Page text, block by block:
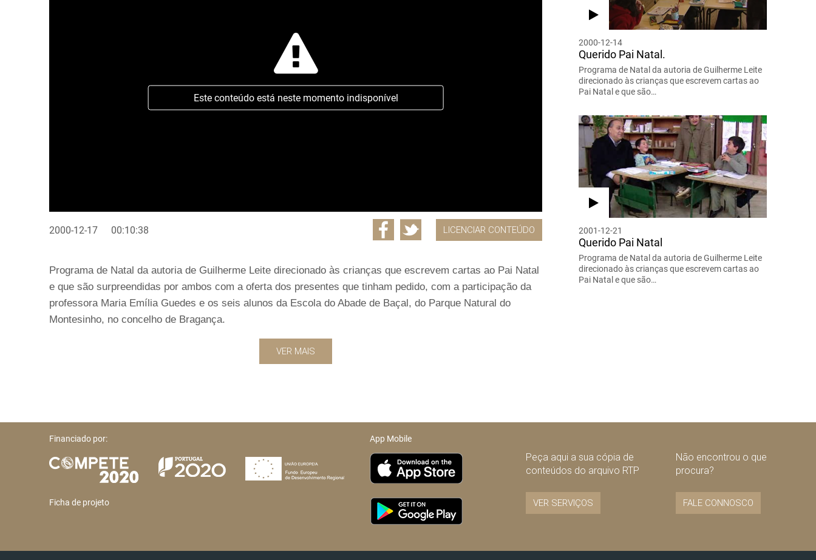
Este conteúdo está neste momento indisponível
2000-12-17 00:10:38 LICENCIAR CONTEÚDO
Programa de Natal da autoria de Guilherme Leite direcionado às crianças que escrevem cartas ao Pai Natal
e que são surpreendidas por ambos com a oferta dos presentes que tinham pedido, com a participação da
professora Maria Emília Guedes e os seis alunos da Escola do Abade de Baçal, do Parque Natural do
Montesinho, no concelho de Bragança.
VER MAIS
2000-12-14
Querido Pai Natal.
Programa de Natal da autoria de Guilherme Leite
direcionado às crianças que escrevem cartas ao
Pai Natal e que são…
2001-12-21
Querido Pai Natal
Programa de Natal da autoria de Guilherme Leite
direcionado às crianças que escrevem cartas ao
Pai Natal e que são…
Financiado por:
Ficha de projeto
App Mobile
Peça aqui a sua cópia de
conteúdos do arquivo RTP
VER SERVIÇOS
Não encontrou o que
procura?
FALE CONNOSCO